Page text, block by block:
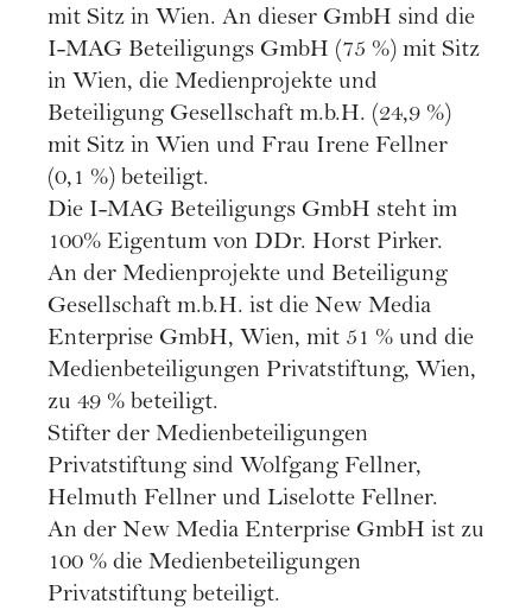
mit Sitz in Wien. An dieser GmbH sind die
I-MAG Beteiligungs GmbH (75 %) mit Sitz
in Wien, die Medienprojekte und
Beteiligung Gesellschaft m.b.H. (24,9 %)
mit Sitz in Wien und Frau Irene Fellner
(0,1 %) beteiligt.
Die I-MAG Beteiligungs GmbH steht im
100% Eigentum von DDr. Horst Pirker.
An der Medienprojekte und Beteiligung
Gesellschaft m.b.H. ist die New Media
Enterprise GmbH, Wien, mit 51 % und die
Medienbeteiligungen Privatstiftung, Wien,
zu 49 % beteiligt.
Stifter der Medienbeteiligungen
Privatstiftung sind Wolfgang Fellner,
Helmuth Fellner und Liselotte Fellner.
An der New Media Enterprise GmbH ist zu
100 % die Medienbeteiligungen
Privatstiftung beteiligt.